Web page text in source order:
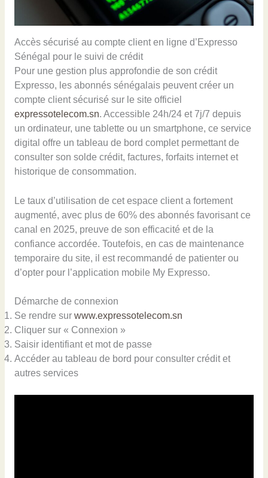
Accès sécurisé au compte client en ligne d’Expresso
Sénégal pour le suivi de crédit
Pour une gestion plus approfondie de son crédit
Expresso, les abonnés sénégalais peuvent créer un
compte client sécurisé sur le site officiel
expressotelecom.sn. Accessible 24h/24 et 7j/7 depuis
un ordinateur, une tablette ou un smartphone, ce service
digital offre un tableau de bord complet permettant de
consulter son solde crédit, factures, forfaits internet et
historique de consommation.
Le taux d’utilisation de cet espace client a fortement
augmenté, avec plus de 60% des abonnés favorisant ce
canal en 2025, preuve de son efficacité et de la
confiance accordée. Toutefois, en cas de maintenance
temporaire du site, il est recommandé de patienter ou
d’opter pour l’application mobile My Expresso.
Démarche de connexion
Se rendre sur www.expressotelecom.sn
Cliquer sur « Connexion »
Saisir identifiant et mot de passe
Accéder au tableau de bord pour consulter crédit et
autres services